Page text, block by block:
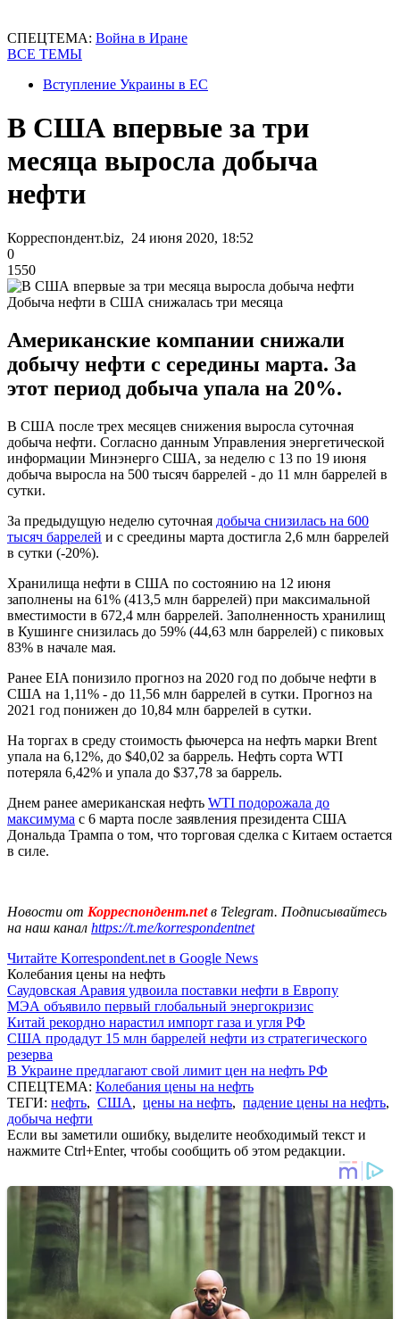
СПЕЦТЕМА: Война в Иране
ВСЕ ТЕМЫ
Вступление Украины в ЕС
В США впервые за три
месяца выросла добыча
нефти
Корреспондент.biz, 24 июня 2020, 18:52
0
1550
Добыча нефти в США снижалась три месяца
Американские компании снижали
добычу нефти с середины марта. За
этот период добыча упала на 20%.
В США после трех месяцев снижения выросла суточная
добыча нефти. Согласно данным Управления энергетической
информации Минэнерго США, за неделю с 13 по 19 июня
добыча выросла на 500 тысяч баррелей - до 11 млн баррелей в
сутки.
За предыдущую неделю суточная добыча снизилась на 600
тысяч баррелей и с среедины марта достигла 2,6 млн баррелей
в сутки (-20%).
Хранилища нефти в США по состоянию на 12 июня
заполнены на 61% (413,5 млн баррелей) при максимальной
вместимости в 672,4 млн баррелей. Заполненность хранилищ
в Кушинге снизилась до 59% (44,63 млн баррелей) с пиковых
83% в начале мая.
Ранее EIA понизило прогноз на 2020 год по добыче нефти в
США на 1,11% - до 11,56 млн баррелей в сутки. Прогноз на
2021 год понижен до 10,84 млн баррелей в сутки.
На торгах в среду стоимость фьючерса на нефть марки Brent
упала на 6,12%, до $40,02 за баррель. Нефть сорта WTI
потеряла 6,42% и упала до $37,78 за баррель.
Днем ранее американская нефть WTI подорожала до
максимума с 6 марта после заявления президента США
Дональда Трампа о том, что торговая сделка с Китаем остается
в силе.
Новости от Корреспондент.netв Telegram. Подписывайтесь
на наш канал https://t.me/korrespondentnet
Читайте Korrespondent.net в Google News
Колебания цены на нефть
Саудовская Аравия удвоила поставки нефти в Европу
МЭА объявило первый глобальный энергокризис
Китай рекордно нарастил импорт газа и угля РФ
США продадут 15 млн баррелей нефти из стратегического
резерва
В Украине предлагают свой лимит цен на нефть РФ
СПЕЦТЕМА: Колебания цены на нефть
ТЕГИ: нефть, США, цены на нефть, падение цены на нефть,
добыча нефти
Если вы заметили ошибку, выделите необходимый текст и
нажмите Ctrl+Enter, чтобы сообщить об этом редакции.